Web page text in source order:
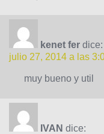
kenet fer dice:
julio 27, 2014 a las
muy bueno y util
IVAN dice: